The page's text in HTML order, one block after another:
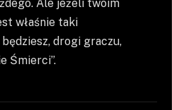
Ale jeżeli twoim
właśnie taki
drogi graczu,
Śmierci”.